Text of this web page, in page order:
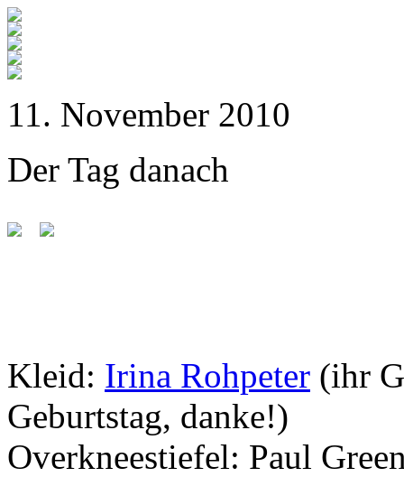
11. November 2010
Der Tag danach
Kleid: Irina Rohpeter (ihr
Geburtstag, danke!)
Overkneestiefel: Paul